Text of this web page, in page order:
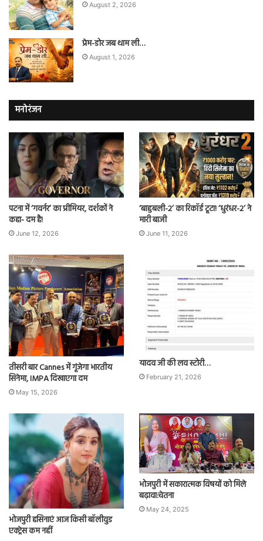
August 2, 2026
प्रेम-डोर जब थाम ली…
August 1, 2026
मनोरंजन
पटना में ‘गवर्नर’ का प्रीमियर, दर्शकों ने
कहा- दम है!
June 12, 2026
‘बाहुबली-2’ का रिकॉर्ड टूटा! ‘धुरंधर-2’ ने
मारी बाजी
June 11, 2026
तीसरी बार Cannes में गूंजेगा भारतीय
सिनेमा, IMPA दिखाएगा दम
May 15, 2026
यादव जी की लव स्टोरी…
February 21, 2026
भोजपुरी हसिनाएं आज किसी बॉलीवुड
एक्ट्रेस कम नहीं
भोजपुरी में सकारात्मक विषयों को मिले
बढ़ावा:चेतना
May 24, 2025